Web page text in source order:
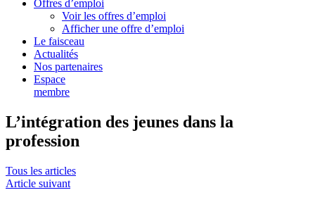
Offres d’emploi
Voir les offres d’emploi
Afficher une offre d’emploi
Le faisceau
Actualités
Nos partenaires
Espace
membre
L’intégration des jeunes dans la
profession
Tous les articles
Article suivant